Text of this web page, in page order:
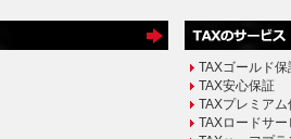
TAXゴールド保
TAX安心保証
TAXプレミアム
TAXロードサ